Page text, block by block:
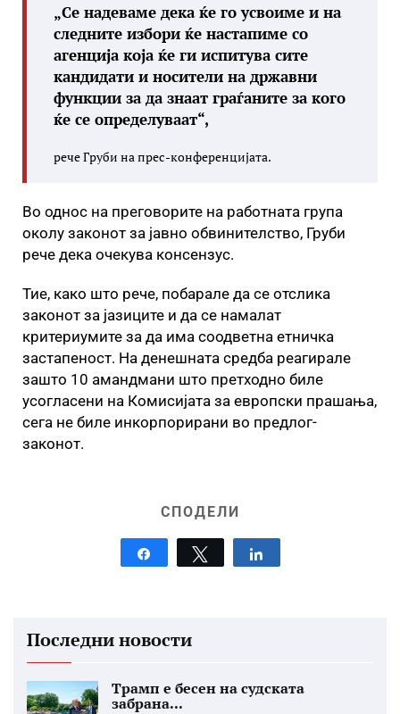
„Се надеваме дека ќе го усвоиме и на
следните избори ќе настапиме со
агенција која ќе ги испитува сите
кандидати и носители на државни
функции за да знаат граѓаните за кого
ќе се определуваат“,
рече Груби на прес-конференцијата.
Во однос на преговорите на работната група
околу законот за јавно обвинителство, Груби
рече дека очекува консензус.
Тие, како што рече, побарале да се отслика
законот за јазиците и да се намалат
критериумите за да има соодветна етничка
застапеност. На денешната средба реагирале
зашто 10 амандмани што претходно биле
усогласени на Комисијата за европски прашања,
сега не биле инкорпорирани во предлог-
законот.
СПОДЕЛИ
Tweet
Последни новости
Трамп е бесен на судската
забрана...